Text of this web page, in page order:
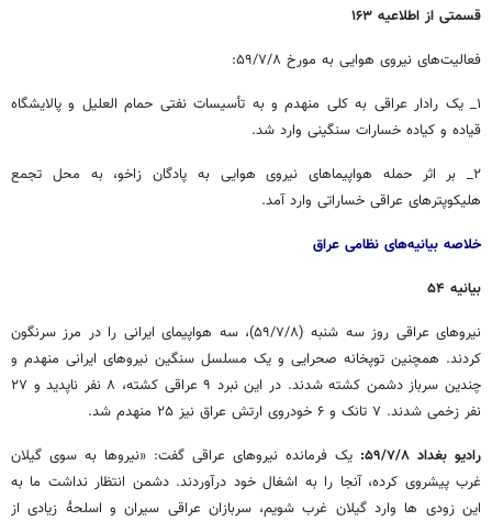
قسمتی از اطلاعیه ۱۶۳
فعالیت‌های نیروی هوایی به مورخ ۵۹/۷/۸:
۱_ یک رادار عراقی به کلی منهدم و به تأسیسات نفتی حمام العلیل و پالایشگاه
قیاده و کیاده خسارات سنگینی وارد شد.
۲_ بر اثر حمله هواپیماهای نیروی هوایی به پادگان زاخو، به محل تجمع
هلیکوپترهای عراقی خساراتی وارد آمد.
خلاصه بیانیه‌های نظامی عراق
بیانیه ۵۴
نیروهای عراقی روز سه شنبه (۵۹/۷/۸)، سه هواپیمای ایرانی را در مرز سرنگون
کردند. همچنین توپخانه صحرایی و یک مسلسل سنگین نیروهای ایرانی منهدم و
چندین سرباز دشمن کشته شدند. در این نبرد ۹ عراقی کشته، ۸ نفر ناپدید و ۲۷
نفر زخمی شدند. ۷ تانک و ۶ خودروی ارتش عراق نیز ۲۵ منهدم شد.
رادیو بغداد ۵۹/۷/۸:
یک فرمانده نیروهای عراقی گفت: «نیروها به سوی گیلان
غرب پیشروی کرده، آنجا را به اشغال خود درآوردند. دشمن انتظار نداشت ما به
این زودی ها وارد گیلان غرب شویم، سربازان عراقی سیران و اسلحۀ زیادی از